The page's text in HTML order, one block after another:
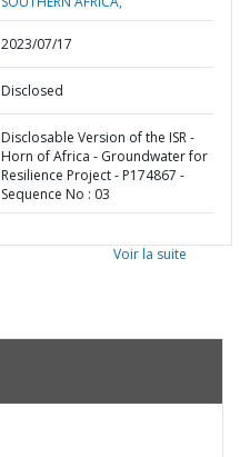
2023/07/17
Disclosed
Disclosable Version of the ISR -
Horn of Africa - Groundwater for
Resilience Project - P174867 -
Sequence No : 03
Voir la suite